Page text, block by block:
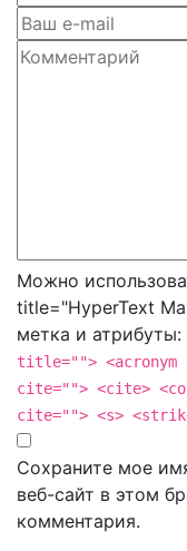
Можно
title="HyperText
метка и атрибуты:
title=""> <acronym
cite=""> <cite>
cite=""> <s>
Сохраните мое
веб-сайт в этом
комментария.